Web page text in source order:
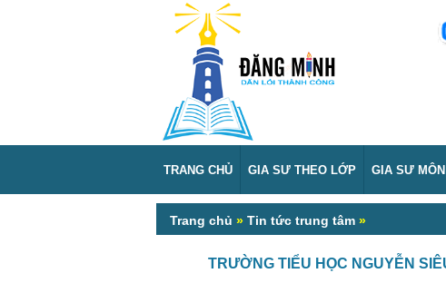
TRANG CHỦ GIA SƯ THEO LỚP GIA SƯ
Trang chủ » Tin tức trung tâm »
TRƯỜNG TIỂU HỌC NGUYỄN